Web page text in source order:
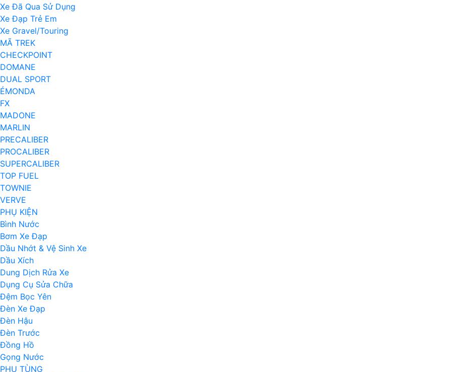
Xe Đã Qua Sử Dụng
Xe Đạp Trẻ Em
Xe Gravel/Touring
MÃ TREK
CHECKPOINT
DOMANE
DUAL SPORT
ÉMONDA
FX
MADONE
MARLIN
PRECALIBER
PROCALIBER
SUPERCALIBER
TOP FUEL
TOWNIE
VERVE
PHỤ KIỆN
Bình Nước
Bơm Xe Đạp
Dầu Nhớt & Vệ Sinh Xe
Dầu Xích
Dung Dịch Rửa Xe
Dụng Cụ Sửa Chữa
Đệm Bọc Yên
Đèn Xe Đạp
Đèn Hậu
Đèn Trước
Đồng Hồ
Gọng Nước
PHỤ TÙNG